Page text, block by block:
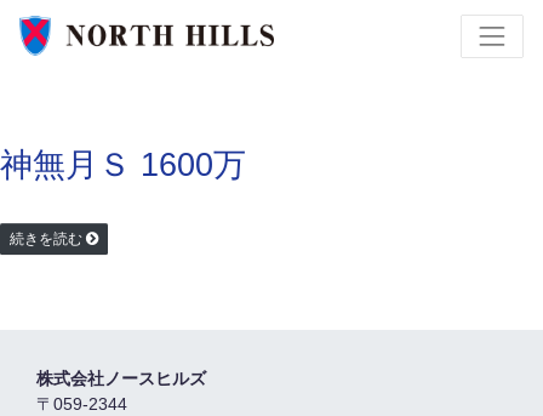
神無月Ｓ 1600万
続きを読む
株式会社ノースヒルズ
〒059-2344